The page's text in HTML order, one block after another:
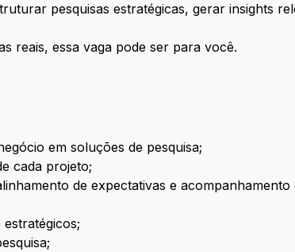
pesquisas estratégicas, gerar insights
reais, essa vaga pode ser para você.
em soluções de pesquisa;
cada projeto;
de expectativas e acompanhamento